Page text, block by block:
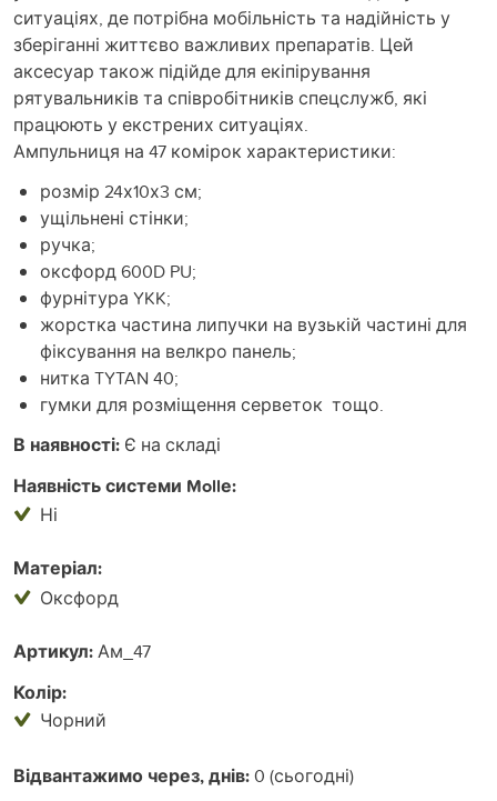
ситуаціях, де потрібна мобільність та надійність у
зберіганні життєво важливих препаратів. Цей
аксесуар також підійде для екіпірування
рятувальників та співробітників спецслужб, які
працюють у екстрених ситуаціях.
Ампульниця на 47 комірок характеристики:
розмір 24х10х3 см;
ущільнені стінки;
ручка;
оксфорд 600D PU;
фурнітура YKK;
жорстка частина липучки на вузькій частині для
фіксування на велкро панель;
нитка TYTAN 40;
гумки для розміщення серветок тощо.
В наявності: Є на складі
Наявність системи Mollе:
Ні
Матеріал:
Оксфорд
Артикул:Ам_47
Колір:
Чорний
Відвантажимо через, днів:0 (сьогодні)